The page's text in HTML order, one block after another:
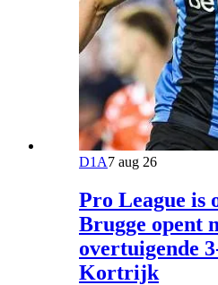
D1A7 aug 26
Pro League is
Brugge opent
overtuigende
Kortrijk